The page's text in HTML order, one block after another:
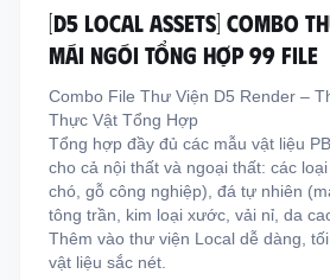
Email:
Đăng nhập
Đăng ký
[D5 LOCAL ASSETS] COMBO
MÁI NGÓI TỔNG HỢP 99 FILE
Combo File Thư Viện D5 Render –
Thực Vật Tổng Hợp
Tổng hợp đầy đủ các mẫu vật liệu
cho cả nội thất và ngoại thất: các
chó, gỗ công nghiệp), đá tự nhiên
tông trần, kim loại xước, vải nỉ, da
Thêm vào thư viện Local dễ dàng,
vật liệu sắc nét.